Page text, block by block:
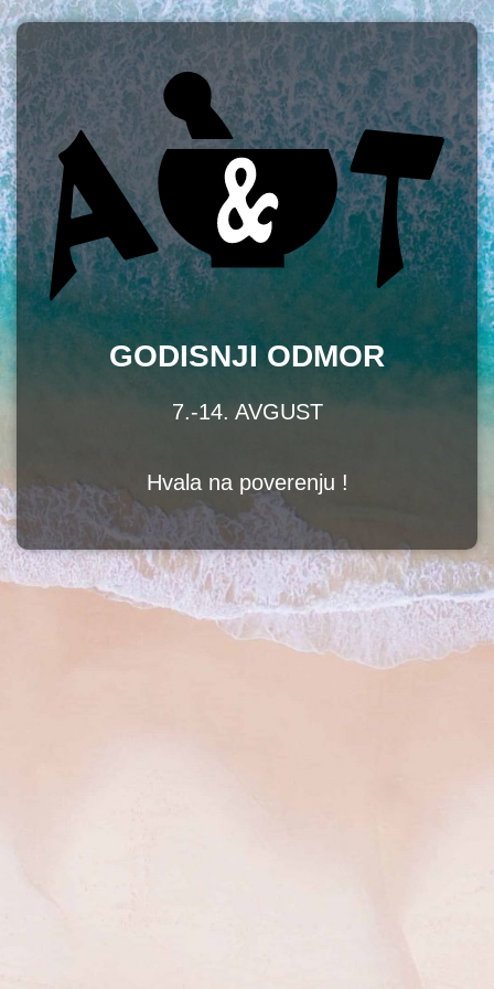
GODISNJI ODMOR
7.-14. AVGUST
Hvala na poverenju !